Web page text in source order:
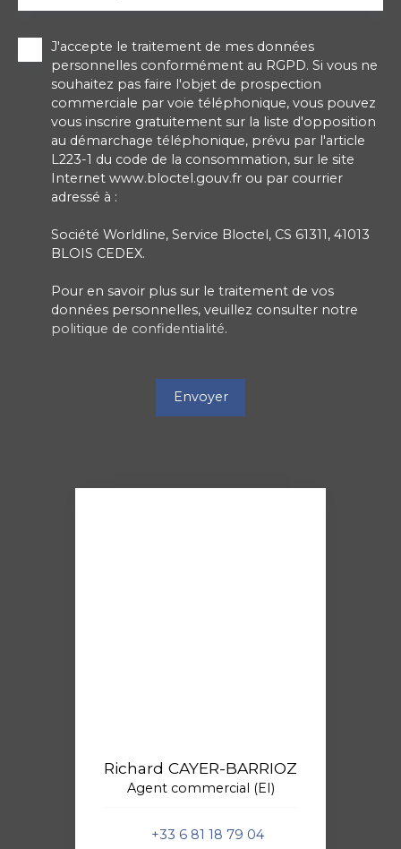
J'accepte le traitement de mes données
personnelles conformément au RGPD. Si vous ne
souhaitez pas faire l'objet de prospection
commerciale par voie téléphonique, vous pouvez
vous inscrire gratuitement sur la liste d'opposition
au démarchage téléphonique, prévu par l'article
L223-1 du code de la consommation, sur le site
Internet www.bloctel.gouv.fr ou par courrier
adressé à :
Société Worldline, Service Bloctel, CS 61311, 41013
BLOIS CEDEX.
Pour en savoir plus sur le traitement de vos
données personnelles, veuillez consulter notre
politique de confidentialité.
Envoyer
Richard CAYER-BARRIOZ
Agent commercial (EI)
+33 6 81 18 79 04